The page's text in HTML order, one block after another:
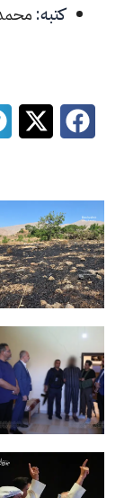
محمد جابر
حضر..
بالتعويض
القبض
ذويهم